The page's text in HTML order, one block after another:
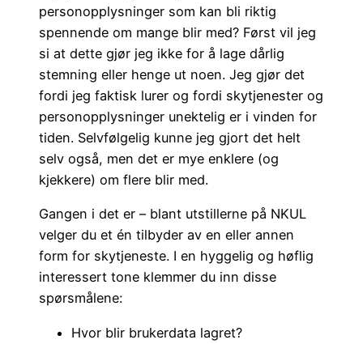
personopplysninger som kan bli riktig
spennende om mange blir med? Først vil jeg
si at dette gjør jeg ikke for å lage dårlig
stemning eller henge ut noen. Jeg gjør det
fordi jeg faktisk lurer og fordi skytjenester og
personopplysninger unektelig er i vinden for
tiden. Selvfølgelig kunne jeg gjort det helt
selv også, men det er mye enklere (og
kjekkere) om flere blir med.
Gangen i det er – blant utstillerne på NKUL
velger du et én tilbyder av en eller annen
form for skytjeneste. I en hyggelig og høflig
interessert tone klemmer du inn disse
spørsmålene:
Hvor blir brukerdata lagret?